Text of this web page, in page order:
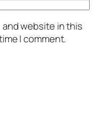
and website in this
I comment.